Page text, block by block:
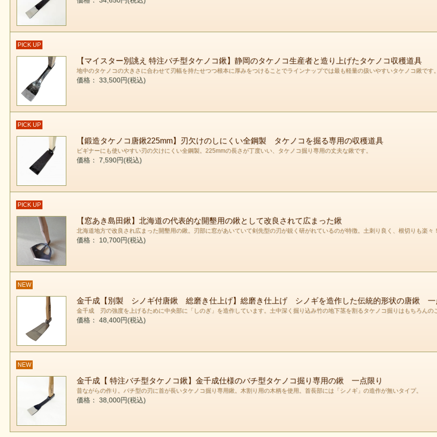
PICK UP
【マイスター別誂え 特注バチ型タケノコ鍬】静岡のタケノコ生産者と造り上げたタケノコ収穫道具
地中のタケノコの大きさに合わせて刃幅を持たせつつ根本に厚みをつけることでラインナップでは最も軽量の扱いやすいタケノコ鍬です
価格： 33,500円(税込)
PICK UP
【鍛造タケノコ唐鍬225mm】刃欠けのしにくい全鋼製 タケノコを掘る専用の収穫道具
ビギナーにも使いやすい刃の欠けにくい全鋼製。225mmの長さが丁度いい、タケノコ掘り専用の丈夫な鍬です。
価格： 7,590円(税込)
PICK UP
【窓あき島田鍬】北海道の代表的な開墾用の鍬として改良されて広まった鍬
北海道地方で改良され広まった開墾用の鍬。刃部に窓があいていて剣先型の刃が鋭く研がれているのが特徴。土刺り良く、根切りも楽々
価格： 10,700円(税込)
NEW
金千成【別製 シノギ付唐鍬 総磨き仕上げ】総磨き仕上げ シノギを造作した伝統的形状の唐鍬 一
金千成 刃の強度を上げるために中央部に「しのぎ」を造作しています。土中深く掘り込み竹の地下茎を割るタケノコ掘りはもちろん
価格： 48,400円(税込)
NEW
金千成【 特注バチ型タケノコ鍬】金千成仕様のバチ型タケノコ掘り専用の鍬 一点限り
昔ながらの作り。バチ型の刃に首が長いタケノコ掘り専用鍬。木割り用の木柄を使用。首長部には「シノギ」の造作が無いタイプ。
価格： 38,000円(税込)